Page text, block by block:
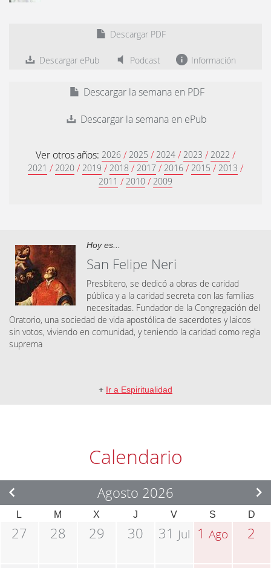
Descargar PDF
Descargar ePub Podcast Información
Descargar la semana en PDF
Descargar la semana en ePub
Ver otros años: 2026 / 2025 / 2024 / 2023 / 2022 /
2021 / 2020 / 2019 / 2018 / 2017 / 2016 / 2015 / 2013 /
2011 / 2010 / 2009
Hoy es...
San Felipe Neri
Presbítero, se dedicó a obras de caridad
pública y a la caridad secreta con las familias
necesitadas. Fundador de la Congregación del
Oratorio, una sociedad de vida apostólica de sacerdotes y laicos
sin votos, viviendo en comunidad, y teniendo la caridad como regla
suprema
+ Ir a Espiritualidad
Calendario
Agosto 2026
L M X J V S D
27 28 29 30 31 Jul 1Ago 2